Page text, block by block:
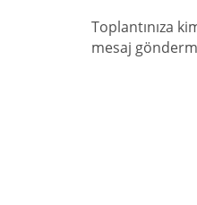
Toplantınıza
mesaj